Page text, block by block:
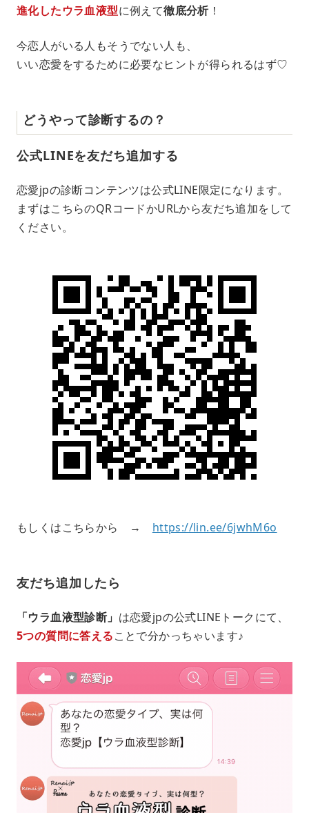
進化したウラ血液型に例えて徹底分析！
今恋人がいる人もそうでない人も、
いい恋愛をするために必要なヒントが得られるはず♡
どうやって診断するの？
公式LINEを友だち追加する
恋愛jpの診断コンテンツは公式LINE限定になります。
まずはこちらのQRコードかURLから友だち追加をして
ください。
もしくはこちらから → https://lin.ee/6jwhM6o
友だち追加したら
「ウラ血液型診断」 は恋愛jpの公式LINEトークにて、
5つの質問に答えることで分かっちゃいます♪